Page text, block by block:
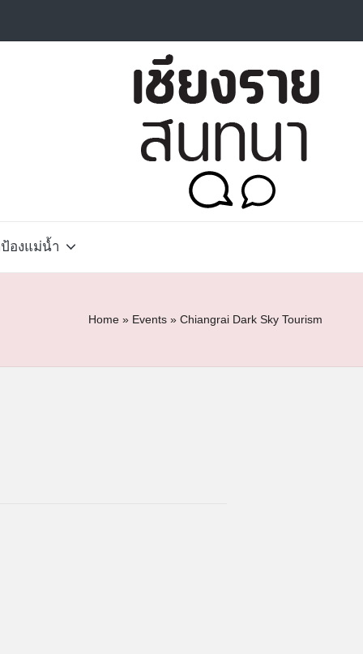
องแม่น้ำ
Home » Events » Chiangrai Dark Sky Tourism